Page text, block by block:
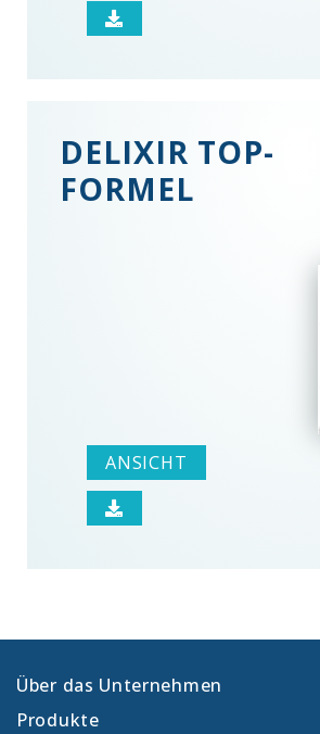
DELIXIR TOP-
FORMEL
ANSICHT
Über das Unternehmen
Produkte